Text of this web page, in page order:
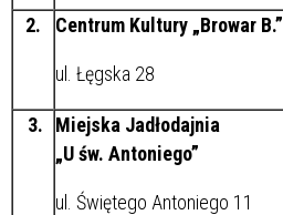
2. Centrum Kultury „Browar B.”
ul. Łęgska 28
3.
Miejska Jadłodajnia
„U św. Antoniego”
ul. Świętego Antoniego 11